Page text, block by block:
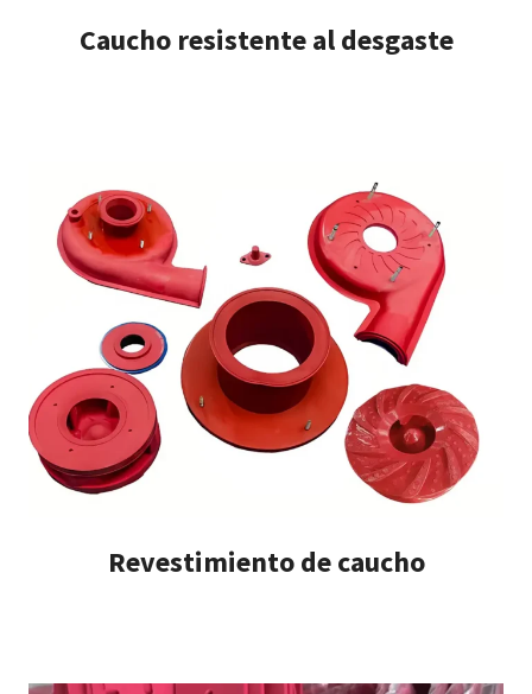
Caucho resistente al desgaste
Revestimiento de caucho